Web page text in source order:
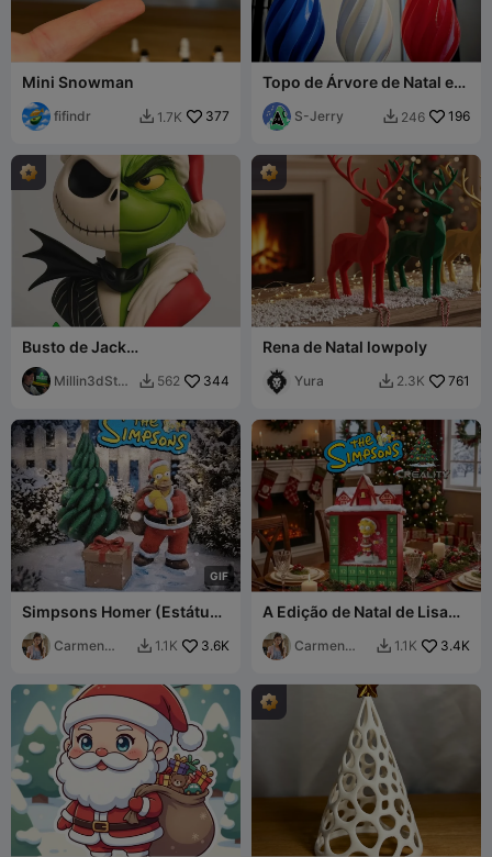
Mini Snowman
fifindr  1.7K 377
Topo de Árvore de Natal em
Espiral (Modo Vaso)
S-Jerry  246 196
Busto de Jack
Skellington/Grinch O
Estranho Mundo de Jack
Millin3dStud
 562 344
Rena de Natal lowpoly
Yura  2.3K 761
GIF
Simpsons Homer (Estátua
de Caixa de Presente de
Natal)Carmen
 1.1K 3.6K
A Edição de Natal de Lisa
dos Simpsons
Carmen
 1.1K 3.4K